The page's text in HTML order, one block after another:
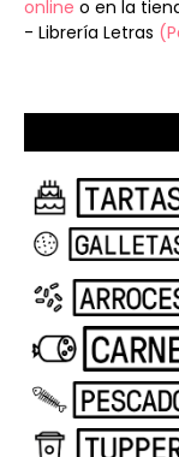
online o en la
- Librería Letras